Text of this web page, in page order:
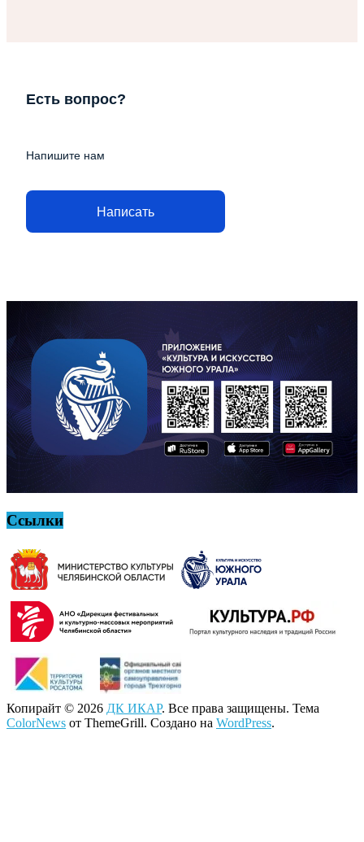
Есть вопрос?
Напишите нам
Написать
Ссылки
Копирайт © 2026 ДК ИКАР. Все права защищены. Тема
ColorNews от ThemeGrill. Создано на WordPress.